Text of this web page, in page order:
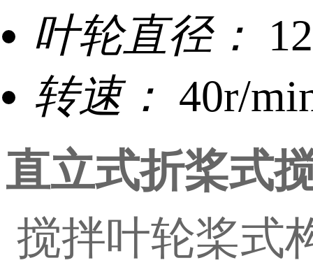
叶轮直径：
转速： 40r/
直立式折桨式
搅拌叶轮桨式